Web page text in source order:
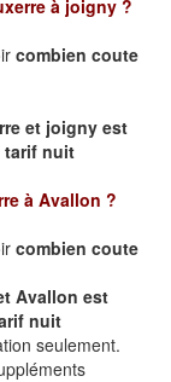
à joigny ?
combien coute
et joigny est
tarif nuit
à Avallon ?
combien coute
Avallon est
nuit
seulement.